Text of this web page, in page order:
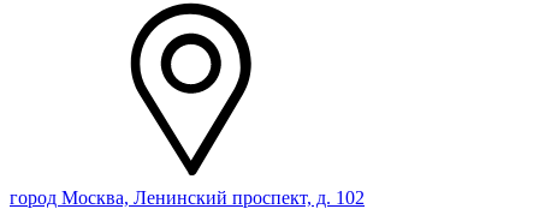
город Москва, Ленинский проспект, д. 102